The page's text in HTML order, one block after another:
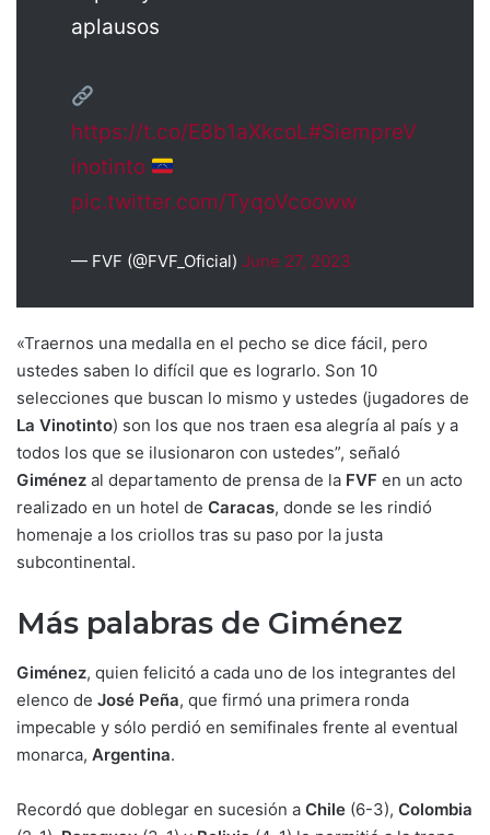
aplausos
https://t.co/E8b1aXkcoL#SiempreV
inotinto
pic.twitter.com/TyqoVcooww
— FVF (@FVF_Oficial) June 27, 2023
«Traernos una medalla en el pecho se dice fácil, pero
ustedes saben lo difícil que es lograrlo. Son 10
selecciones que buscan lo mismo y ustedes (jugadores de
La Vinotinto) son los que nos traen esa alegría al país y a
todos los que se ilusionaron con ustedes”, señaló
Giménez al departamento de prensa de la FVF en un acto
realizado en un hotel de Caracas, donde se les rindió
homenaje a los criollos tras su paso por la justa
subcontinental.
Más palabras de Giménez
Giménez, quien felicitó a cada uno de los integrantes del
elenco de José Peña, que firmó una primera ronda
impecable y sólo perdió en semifinales frente al eventual
monarca, Argentina.
Recordó que doblegar en sucesión a Chile (6-3), Colombia